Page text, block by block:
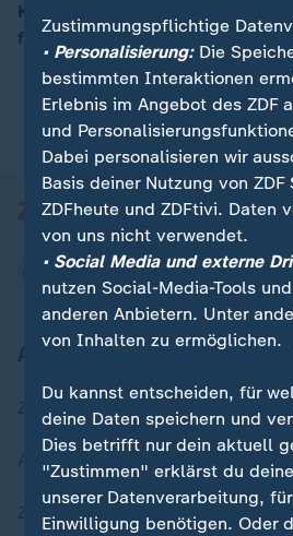
Korruption eingeschränkt sollte.
fordern die Regierung zum
Zuletzt veröffentlicht
Aktuelle Sendungs-Videos
ZDFheute Stories
Zustimmungspflichtige
• Personalisierung:Die
bestimmten Interaktionen
Erlebnis im Angebot des ZDF
und
Dabei personalisieren wir
Basis deiner Nutzung von
ZDFheute und ZDFtivi. Daten
von uns nicht verwendet.
• Social Media und externe
nutzen Social-Media-Tools
anderen Anbietern. Unter
von Inhalten zu ermöglichen.
Du kannst entscheiden, für
deine Daten speichern und
Dies betrifft nur dein aktuell
"Zustimmen" erklärst du
unserer Datenverarbeitung,
Einwilligung benötigen. Oder